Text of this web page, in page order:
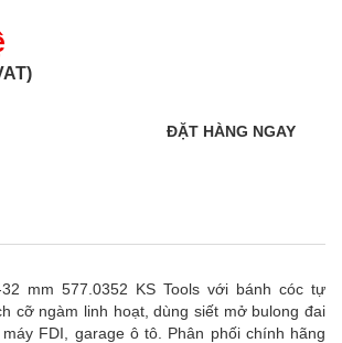
mm 577.0352 KS Tools với bánh cóc tự
cỡ ngàm linh hoạt, dùng siết mở bulong đai
FDI, garage ô tô. Phân phối chính hãng